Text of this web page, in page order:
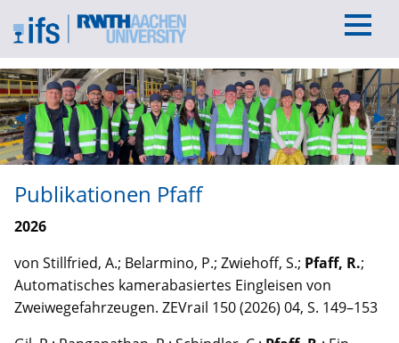
Previous Slide
◀︎ ▶︎
Publikationen Pfaff
2026
von Stillfried, A.; Belarmino, P.; Zwiehoff, S.; Pfaff, R.;
Automatisches kamerabasiertes Eingleisen von
Zweiwegefahrzeugen. ZEVrail 150 (2026) 04, S. 149–153